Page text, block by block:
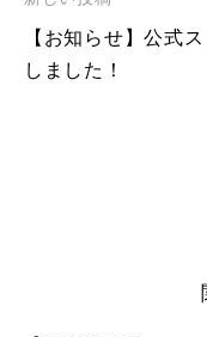
【お知らせ】公式
しました！